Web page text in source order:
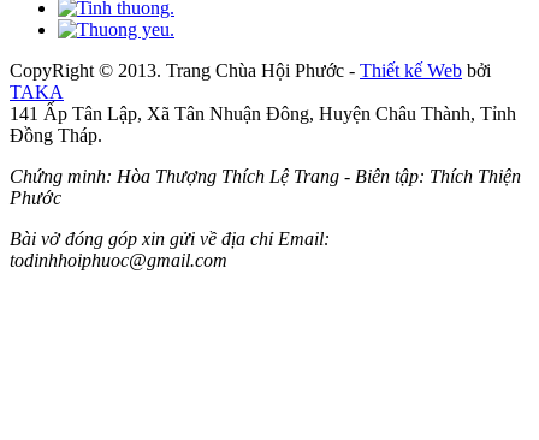
CopyRight © 2013. Trang Chùa Hội Phước - Thiết kế Web bởi
TAKA
141 Ấp Tân Lập, Xã Tân Nhuận Đông, Huyện Châu Thành, Tỉnh
Đồng Tháp.
Chứng minh: Hòa Thượng Thích Lệ Trang - Biên tập: Thích Thiện
Phước
Bài vở đóng góp xin gửi về địa chỉ Email:
todinhhoiphuoc@gmail.com